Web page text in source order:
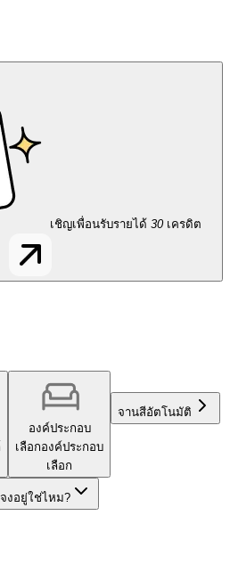
เชิญเพื่อนรับรายได้ 30 เครดิต
องค์ประกอบ
เลือกองค์ประกอบ
เลือก
จานสีอัตโนมัติ
งอยู่ใช่ไหม?